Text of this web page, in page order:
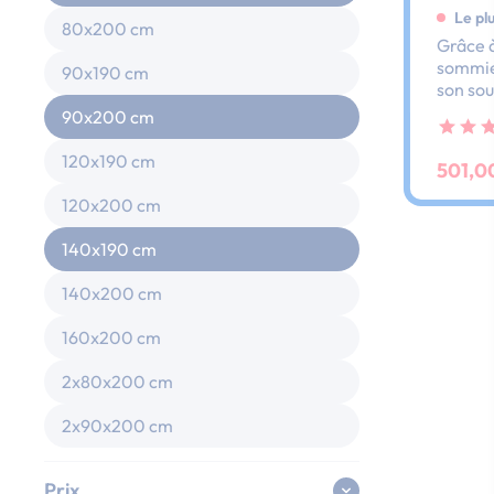
80x200 cm
90x190 cm
90x200 cm
120x190 cm
120x200 cm
140x190 cm
140x200 cm
160x200 cm
2x80x200 cm
2x90x200 cm
Le
Grâce
son
dos
ses